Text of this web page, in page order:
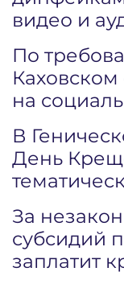
видео и
По
на
В
День
За
субсидий
заплатит